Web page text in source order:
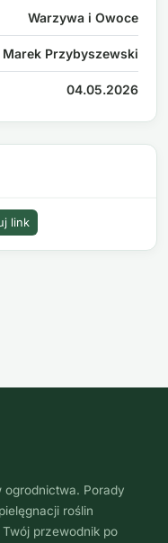
Warzywa i Owoce
Marek Przybyszewski
04.05.2026
link
ogrodnictwa. Porady
roślin
przewodnik po